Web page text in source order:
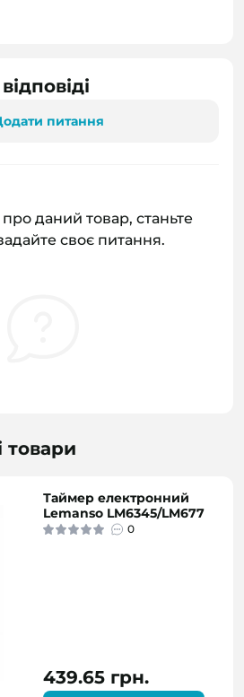
питання
даний товар, станьте
своє питання.
товари
Таймер електронний
Lemanso LM6345/LM677
0
439.65 грн.